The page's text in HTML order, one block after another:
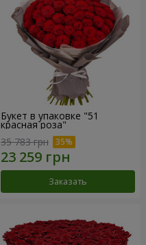
Букет в упаковке "51
красная роза"
35 783 грн
Заказать